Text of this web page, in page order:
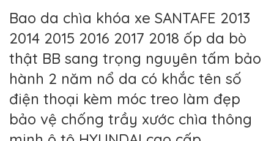
Chính
Sách
Thanh
Toán
Tin
Xe
Mới
Liên
hệ
Bao da chìa khóa xe SANTAFE 2013
2014 2015 2016 2017 2018 ốp da bò
thật BB sang trọng nguyên tấm bảo
hành 2 năm nổ da có khắc tên số
điện thoại kèm móc treo làm đẹp
bảo vệ chống trầy xước chìa thông